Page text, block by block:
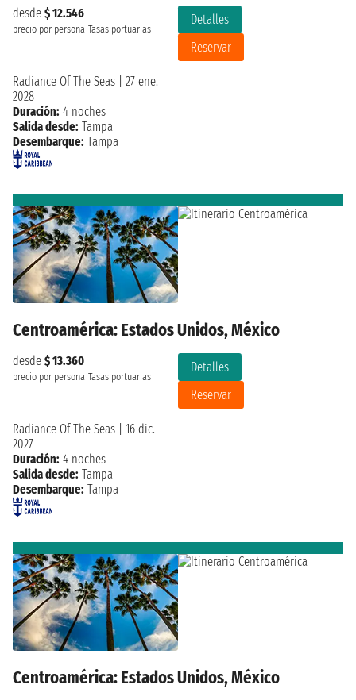
desde $ 12.546
precio por persona Tasas portuarias
Detalles
Reservar
Radiance Of The Seas
27 ene.
2028
Duración: 4 noches
Salida desde: Tampa
Desembarque: Tampa
Centroamérica: Estados Unidos, México
desde $ 13.360
precio por persona Tasas portuarias
Detalles
Reservar
Radiance Of The Seas
16 dic.
2027
Duración: 4 noches
Salida desde: Tampa
Desembarque: Tampa
Centroamérica: Estados Unidos, México